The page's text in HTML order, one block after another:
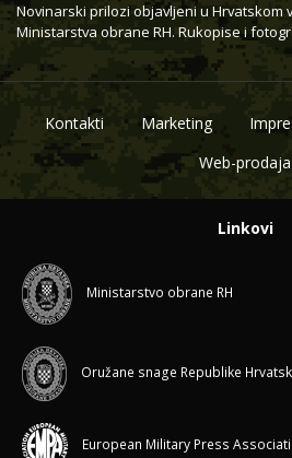
Novinarski prilozi objavljeni u Hrvatskom
Ministarstva obrane RH. Rukopise i
Kontakti Marketing
Web-prodaja
Linkovi
Ministarstvo obrane RH
Oružane snage Republike
European Military Press